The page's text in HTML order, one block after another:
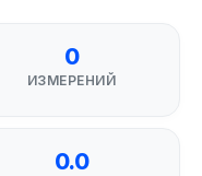
0
ИЗМЕРЕНИЙ
0.0